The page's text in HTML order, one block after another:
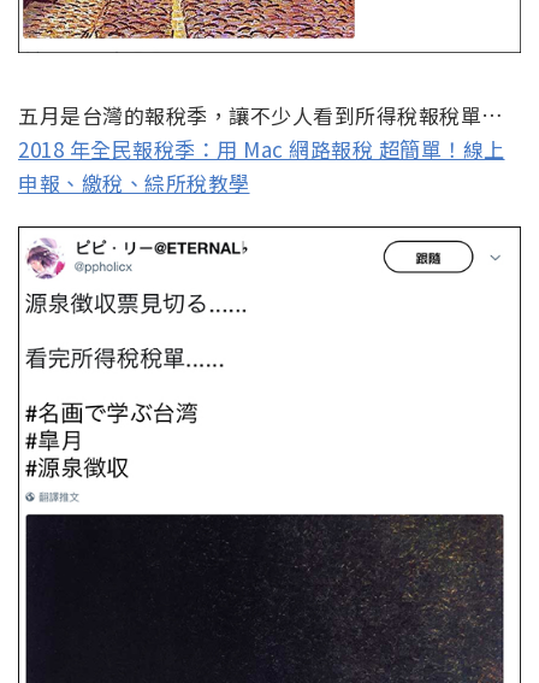
五月是台灣的報稅季，讓不少人看到所得稅報稅單…
2018 年全民報稅季：用 Mac 網路報稅 超簡單！線上
申報、繳稅、綜所稅教學